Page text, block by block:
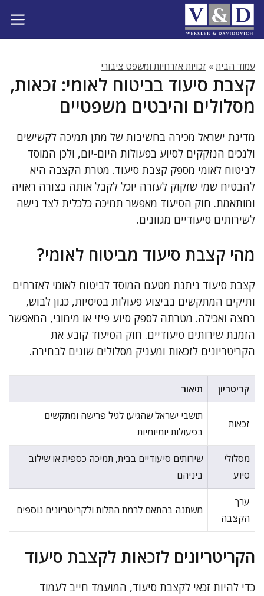
לדלג
לתוכן
עמוד הבית» זכויות אזרחיות ומשפט ציבורי
קצבת סיעוד בביטוח לאומי: זכאות,
מסלולים והיבטים משפטיים
מדינת ישראל מכירה בחשיבות של מתן תמיכה לקשישים
ולנכים הנזקקים לסיוע בפעולות היום-יום, ולכן המוסד
לביטוח לאומי מספק קצבת סיעוד. מטרת הקצבה היא
להבטיח שמי שזקוק לעזרה יוכל לקבל אותה בצורה ראויה
ומותאמת. חוק הסיעוד מאפשר תמיכה כלכלית לצד גישה
לשירותים סיעודיים מגוונים.
מהי קצבת סיעוד מביטוח לאומי?
קצבת סיעוד ניתנת מטעם המוסד לביטוח לאומי לאזרחים
ותיקים המתקשים בביצוע פעולות בסיסיות, כגון לבוש,
רחצה ואכילה. מטרתה לספק סיוע פיזי או מימוני, המאפשר
הזמנת שירותים סיעודיים. חוק הסיעוד קובע את
הקריטריונים לזכאות ומעניק מסלולים שונים לבחירה.
קריטריון תיאור
זכאות
תושבי ישראל שהגיעו לגיל פרישה ומתקשים
בפעולות יומיומיות
מסלולי
סיוע
שירותים סיעודיים בבית, תמיכה כספית או שילוב
ביניהם
ערך
הקצבה
משתנה בהתאם לרמת התלות ולקריטריונים נוספים
הקריטריונים לזכאות לקצבת סיעוד
כדי להיות זכאי לקצבת סיעוד, המועמד חייב לעמוד